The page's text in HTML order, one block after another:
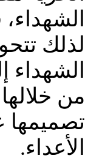
لذلك
من
تصميمها
الأعداء.